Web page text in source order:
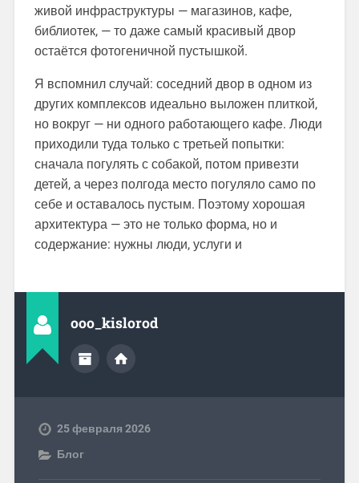
живой инфраструктуры — магазинов, кафе,
библиотек, — то даже самый красивый двор
остаётся фотогеничной пустышкой.
Я вспомнил случай: соседний двор в одном из
других комплексов идеально выложен плиткой,
но вокруг — ни одного работающего кафе. Люди
приходили туда только с третьей попытки:
сначала погулять с собакой, потом привезти
детей, а через полгода место погуляло само по
себе и оставалось пустым. Поэтому хорошая
архитектура — это не только форма, но и
содержание: нужны люди, услуги и
ooo_kislorod
25 февраля 2026
Блог